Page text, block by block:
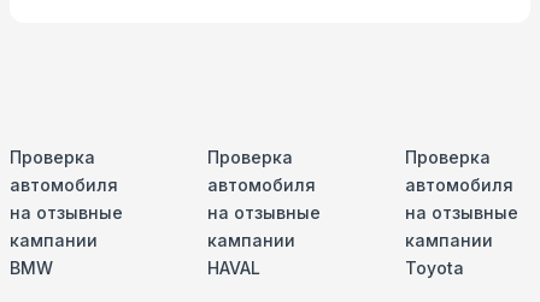
Проверка
автомобиля
на отзывные
кампании
BMW
Проверка
автомобиля
на отзывные
кампании
HAVAL
Проверка
автомобиля
на отзывные
кампании
Toyota